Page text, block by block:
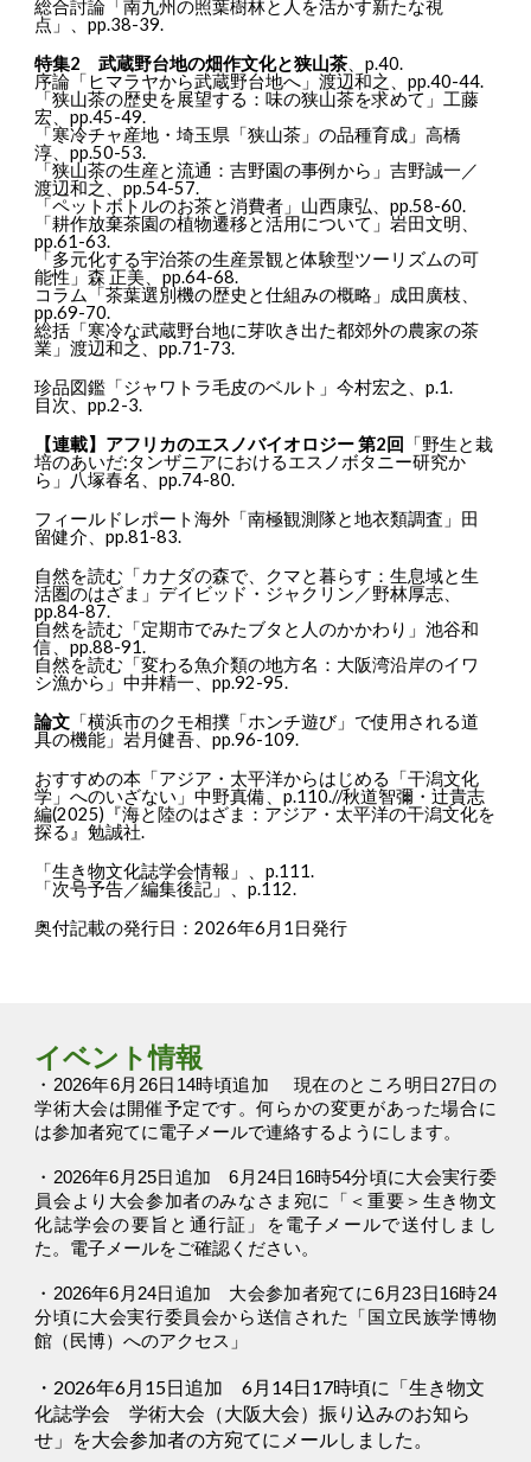
総合討論「南九州の照葉樹林と人を活かす新たな視
点」、pp.38-39.
特集2 武蔵野台地の畑作文化と狭山茶 、p.40.
序論「ヒマラヤから武蔵野台地へ」渡辺和之、pp.40-44.
「狭山茶の歴史を展望する：味の狭山茶を求めて」工藤
宏、pp.45-49.
「寒冷チャ産地・埼玉県「狭山茶」の品種育成」高橋
淳、pp.50-53.
「狭山茶の生産と流通：吉野園の事例から」吉野誠一／
渡辺和之、pp.54-57.
「ペットボトルのお茶と消費者」山西康弘、pp.58-60.
「耕作放棄茶園の植物遷移と活用について」岩田文明、
pp.61-63.
「多元化する宇治茶の生産景観と体験型ツーリズムの可
能性」森 正美、pp.64-68.
コラム「茶葉選別機の歴史と仕組みの概略」成田廣枝、
pp.69-70.
総括「寒冷な武蔵野台地に芽吹き出た都郊外の農家の茶
業」渡辺和之、pp.71-73.
珍品図鑑「ジャワトラ毛皮のベルト」今村宏之、p.1.
目次、pp.2-3.
【連載】アフリカのエスノバイオロジー 第2回
「野生と栽
培のあいだ:タンザニアにおけるエスノボタニー研究か
ら」八塚春名、pp.74-80.
フィールドレポート海外「南極観測隊と地衣類調査」田
留健介、pp.81-83.
自然を読む「カナダの森で、クマと暮らす：生息域と生
活圏のはざま」デイビッド・ジャクリン／野林厚志、
pp.84-87.
自然を読む「定期市でみたブタと人のかかわり」池谷和
信、pp.88-91.
自然を読む「変わる魚介類の地方名：大阪湾沿岸のイワ
シ漁から」中井精一、pp.92-95.
論文 「横浜市のクモ相撲「ホンチ遊び」で使用される道
具の機能」岩月健吾、pp.96-109.
おすすめの本「アジア・太平洋からはじめる「干潟文化
学」へのいざない」中野真備、p.110.//秋道智彌・辻貴志
編(2025)『海と陸のはざま：アジア・太平洋の干潟文化を
探る』勉誠社.
「生き物文化誌学会情報」、p.111.
「次号予告／編集後記」、p.112.
奥付記載の発行日：2026年6月1日発行
イベント情報
・2026年6月26日14時頃追加 現在のところ明日27日の
学術大会は開催予定です。何らかの変更があった場合に
は参加者宛てに電子メールで連絡するようにします。
・2026年6月25日追加6月24日16時54分頃に大会実行委
員会より 大会参加者のみなさま宛に「＜重要＞生き物文
化誌学会の要旨と通行証」を電子メールで送付 しまし
た。電子メールをご確認ください。
・2026年6月24日追加 大会参加者宛てに6月23日16時24
分頃に大会実行委員会から送信された「国立民族学博物
館（民博）へのアクセス」
・2026年6月15日追加 6月14日17時頃に「生き物文
化誌学会 学術大会（大阪大会）振り込みのお知ら
せ」を大会参加者の方宛てにメールしました。